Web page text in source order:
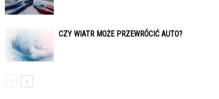
CZY WIATR MOŻE PRZEWRÓCIĆ AUTO?